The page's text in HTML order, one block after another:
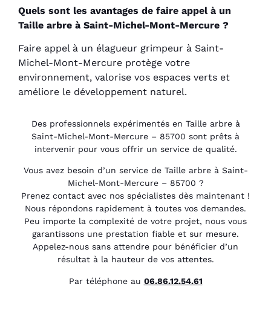
Quels sont les avantages de faire appel à un
Taille arbre à Saint-Michel-Mont-Mercure ?
Faire appel à un élagueur grimpeur à Saint-
Michel-Mont-Mercure protège votre
environnement, valorise vos espaces verts et
améliore le développement naturel.
Des professionnels expérimentés en Taille arbre à
Saint-Michel-Mont-Mercure – 85700 sont prêts à
intervenir pour vous offrir un service de qualité.
Vous avez besoin d’un service de Taille arbre à Saint-
Michel-Mont-Mercure – 85700 ?
Prenez contact avec nos spécialistes dès maintenant !
Nous répondons rapidement à toutes vos demandes.
Peu importe la complexité de votre projet, nous vous
garantissons une prestation fiable et sur mesure.
Appelez-nous sans attendre pour bénéficier d’un
résultat à la hauteur de vos attentes.
Par téléphone au 06.86.12.54.61